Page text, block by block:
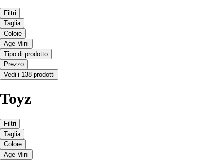
Filtri
Taglia
Colore
Age Mini
Tipo di prodotto
Prezzo
Vedi i 138 prodotti
Toyz
Filtri
Taglia
Colore
Age Mini